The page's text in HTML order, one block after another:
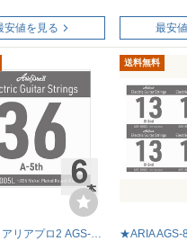
安値を見る 最安
AriaProII アリアプロ2 AGS-8005L Light .036W エレキギター用 バラ弦×6本
送料無料